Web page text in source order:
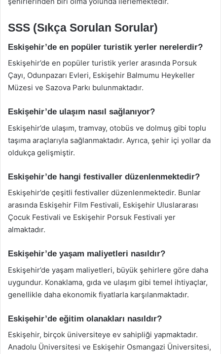
SSS (Sıkça Sorulan Sorular)
Eskişehir’de en popüler turistik yerler nerelerdir?
Eskişehir’de en popüler turistik yerler arasında Porsuk
Çayı, Odunpazarı Evleri, Eskişehir Balmumu Heykeller
Müzesi ve Sazova Parkı bulunmaktadır.
Eskişehir’de ulaşım nasıl sağlanıyor?
Eskişehir’de ulaşım, tramvay, otobüs ve dolmuş gibi toplu
taşıma araçlarıyla sağlanmaktadır. Ayrıca, şehir içi yollar da
oldukça gelişmiştir.
Eskişehir’de hangi festivaller düzenlenmektedir?
Eskişehir’de çeşitli festivaller düzenlenmektedir. Bunlar
arasında Eskişehir Film Festivali, Eskişehir Uluslararası
Çocuk Festivali ve Eskişehir Porsuk Festivali yer
almaktadır.
Eskişehir’de yaşam maliyetleri nasıldır?
Eskişehir’de yaşam maliyetleri, büyük şehirlere göre daha
uygundur. Konaklama, gıda ve ulaşım gibi temel ihtiyaçlar,
genellikle daha ekonomik fiyatlarla karşılanmaktadır.
Eskişehir’de eğitim olanakları nasıldır?
Eskişehir, birçok üniversiteye ev sahipliği yapmaktadır.
Anadolu Üniversitesi ve Eskişehir Osmangazi Üniversitesi,